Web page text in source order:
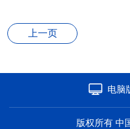
上一页
电脑
版权所有 中